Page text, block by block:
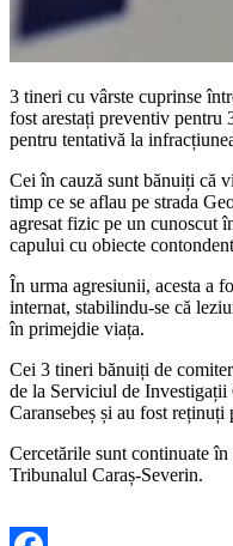
3 tineri cu vârste cuprinse
fost arestați preventiv pentru
pentru tentativă la
Cei în cauză sunt bănuiți că
timp ce se aflau pe strada
agresat fizic pe un cunoscut
capului cu obiecte
În urma agresiunii, acesta a
internat, stabilindu-se că
în primejdie viața.
Cei 3 tineri bănuiți de
de la Serviciul de
Caransebeș și au fost
Cercetările sunt continuate în
Tribunalul Caraș-Severin.